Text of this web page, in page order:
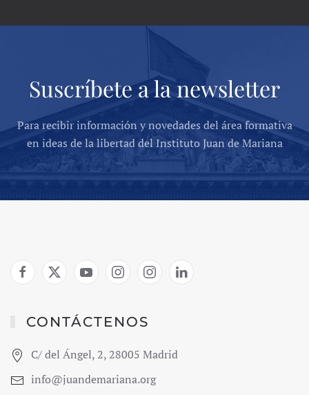
Suscríbete a la newsletter
Para recibir información y novedades del área formativa
en ideas de la libertad del Instituto Juan de Mariana
CONTÁCTENOS
C/ del Ángel, 2, 28005 Madrid
info@juandemariana.org